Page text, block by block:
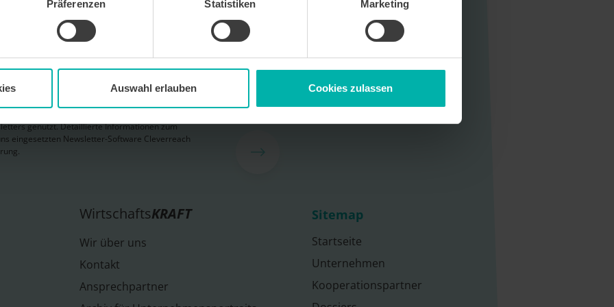
Präferenzen Statistiken Marketing
Auswahl erlauben Cookies zulassen
Newsletter WirtschaftsKRAFT der INFO -
die Inhalte des Newsletters besser auf meine
Ich kann meine Einwilligung jederzeit
genutzt. Detaillierte Informationen zum
eingesetzten Newsletter-Software Cleverreach
WirtschaftsKRAFT
Wir über uns
Kontakt
Ansprechpartner
Sitemap
Startseite
Unternehmen
Kooperationspartner